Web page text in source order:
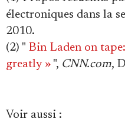
électroniques dans la
2010.
(2) " Bin Laden on
greatly » ", CNN.com,
Voir aussi :